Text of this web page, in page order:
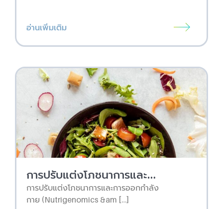
อ่านเพิ่มเติม
การปรับแต่งโภชนาการและการออกกำลังกาย (Nutrigenomics & Exercise Genomics) คืออะไร?
การปรับแต่งโภชนาการและการออกกำลัง
กาย (Nutrigenomics &am […]